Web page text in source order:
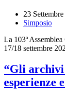
23
Simposio
La 103ª
17/18 settembre
“Gli archivi
esperienze